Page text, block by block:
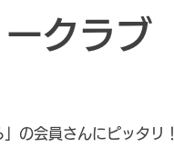
クラブ
の会員さんにピッタリ！